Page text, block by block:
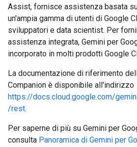
Assist, fornisce assistenza basata
un'ampia gamma di utenti di Google
sviluppatori e data scientist. Per
assistenza integrata, Gemini per
incorporato in molti prodotti Google
La documentazione di riferimento
Companion è disponibile all'indirizzo
https://docs.cloud.google.com/
/rest.
Per saperne di più su Gemini per
consulta Panoramica di Gemini per